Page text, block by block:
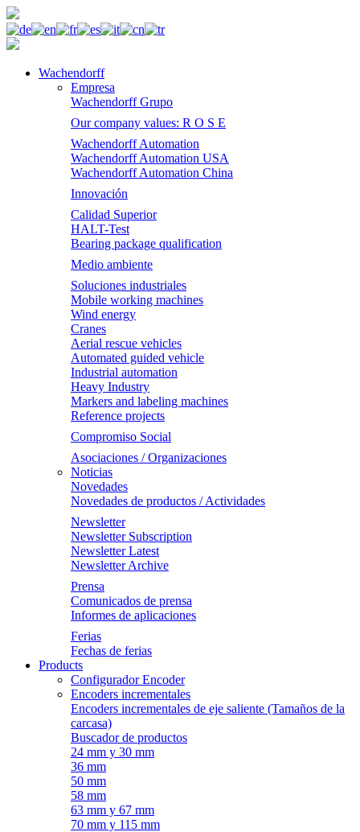
Wachendorff
Empresa
Wachendorff Grupo
Our company values: R O S E
Wachendorff Automation
Wachendorff Automation USA
Wachendorff Automation China
Innovación
Calidad Superior
HALT-Test
Bearing package qualification
Medio ambiente
Soluciones industriales
Mobile working machines
Wind energy
Cranes
Aerial rescue vehicles
Automated guided vehicle
Industrial automation
Heavy Industry
Markers and labeling machines
Reference projects
Compromiso Social
Asociaciones / Organizaciones
Noticias
Novedades
Novedades de productos / Actividades
Newsletter
Newsletter Subscription
Newsletter Latest
Newsletter Archive
Prensa
Comunicados de prensa
Informes de aplicaciones
Ferias
Fechas de ferias
Products
Configurador Encoder
Encoders incrementales
Encoders incrementales de eje saliente (Tamaños de la
carcasa)
Buscador de productos
24 mm y 30 mm
36 mm
50 mm
58 mm
63 mm y 67 mm
70 mm y 115 mm